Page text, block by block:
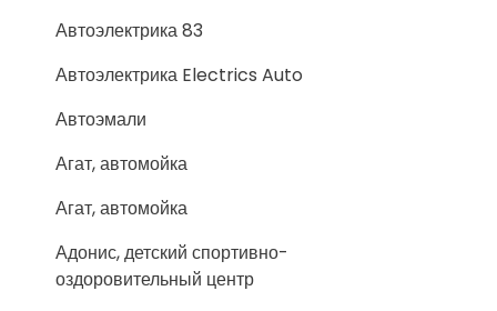
Автоэлектрика 83
Автоэлектрика Electrics Auto
Автоэмали
Агат, автомойка
Агат, автомойка
Адонис, детский спортивно-
оздоровительный центр